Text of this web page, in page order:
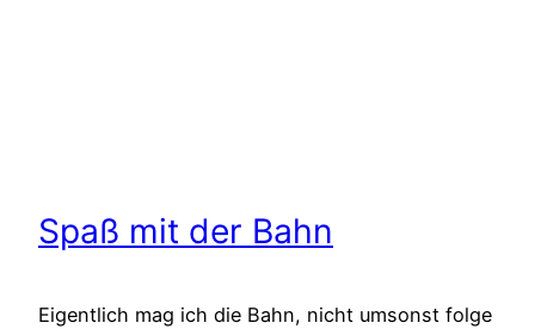
Spaß mit der Bahn
Eigentlich mag ich die Bahn, nicht umsonst folge